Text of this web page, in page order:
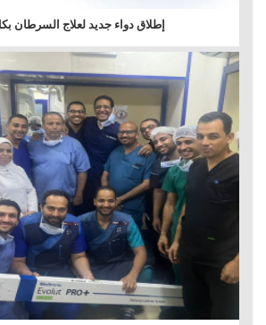
إطلاق دواء جديد لعلاج السرطان